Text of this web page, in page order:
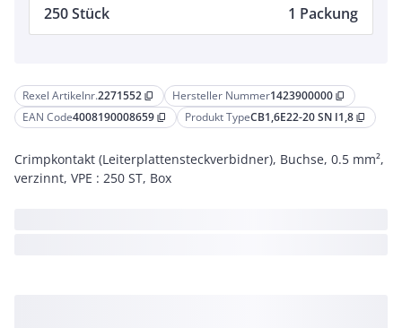
Rexel Artikelnr.2271552 content_copy Hersteller Nummer1423900000 content_copy
EAN Code4008190008659 content_copy Produkt TypeCB1,6E22-20 SN I1,8 content_copy
Crimpkontakt (Leiterplattensteckverbidner), Buchse, 0.5 mm²,
verzinnt, VPE : 250 ST, Box
250 Stück 1 Packung